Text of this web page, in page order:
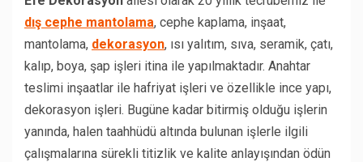
dış cephe mantolama, cephe kaplama, inşaat,
mantolama, dekorasyon, ısı yalıtım, sıva, seramik, çatı,
kalıp, boya, şap işleri itina ile yapılmaktadır. Anahtar
teslimi inşaatlar ile hafriyat işleri ve özellikle ince yapı,
dekorasyon işleri. Bugüne kadar bitirmiş olduğu işlerin
yanında, halen taahhüdü altında bulunan işlerle ilgili
çalışmalarına sürekli titizlik ve kalite anlayışından ödün